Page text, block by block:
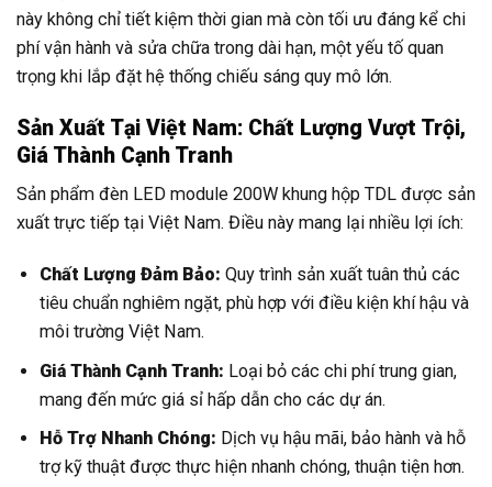
này không chỉ tiết kiệm thời gian mà còn tối ưu đáng kể chi
phí vận hành và sửa chữa trong dài hạn, một yếu tố quan
trọng khi lắp đặt hệ thống chiếu sáng quy mô lớn.
Sản Xuất Tại Việt Nam: Chất Lượng Vượt Trội,
Giá Thành Cạnh Tranh
Sản phẩm đèn LED module 200W khung hộp TDL được sản
xuất trực tiếp tại Việt Nam. Điều này mang lại nhiều lợi ích:
Chất Lượng Đảm Bảo: Quy trình sản xuất tuân thủ các
tiêu chuẩn nghiêm ngặt, phù hợp với điều kiện khí hậu và
môi trường Việt Nam.
Giá Thành Cạnh Tranh: Loại bỏ các chi phí trung gian,
mang đến mức giá sỉ hấp dẫn cho các dự án.
Hỗ Trợ Nhanh Chóng: Dịch vụ hậu mãi, bảo hành và hỗ
trợ kỹ thuật được thực hiện nhanh chóng, thuận tiện hơn.